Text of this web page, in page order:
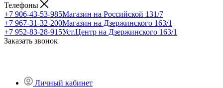
Телефоны
+7 906-43-53-985Магазин на Российской 131/7
+7 967-31-32-200Магазин на Дзержинского 163/1
+7 952-83-28-915Уст.Центр на Дзержинского 163/1
Заказать звонок
Личный кабинет